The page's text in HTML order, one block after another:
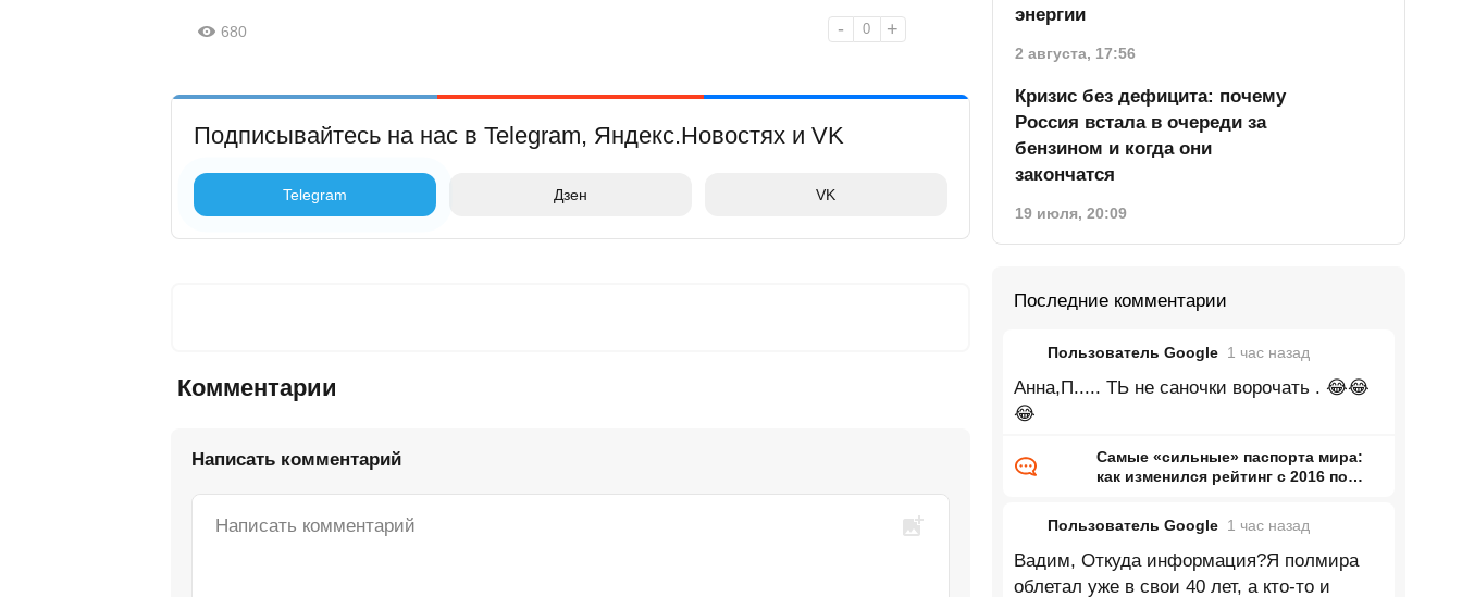
- 0 +
680
Подписывайтесь на нас в Telegram, Яндекс.Новостях и VK
Telegram Дзен VK
Комментарии
Написать комментарий
энергии
2 августа, 17:56
Кризис без дефицита: почему
Россия встала в очереди за
бензином и когда они
закончатся
19 июля, 20:09
Последние комментарии
Пользователь Google 1 час назад
Анна,П..... ТЬ не саночки ворочать . 😂😂
😂
Самые «сильные» паспорта мира:
как изменился рейтинг с 2016 по
Пользователь Google 1 час назад
Вадим, Откуда информация?Я полмира
облетал уже в свои 40 лет, а кто-то и